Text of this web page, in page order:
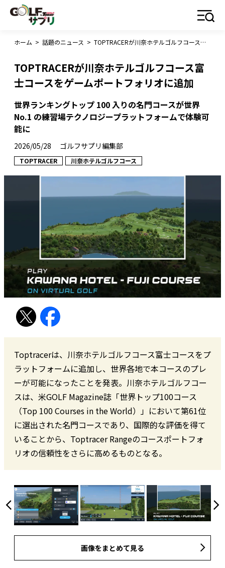
ホーム > 話題のニュース > TOPTRACERが川奈ホテルゴルフコース富士コースをゲームポートフォリオに追加
TOPTRACERが川奈ホテルゴルフコース富
士コースをゲームポートフォリオに追加
世界ランキングトップ 100 入りの名門コースが世界
No.1 の練習場テクノロジープラットフォームで体験可
能に
2026/05/28 ゴルフサプリ編集部
TOPTRACER 川奈ホテルゴルフコース
Toptracerは、川奈ホテルゴルフコース富士コースをプ
ラットフォームに追加し、世界各地で本コースのプレ
ーが可能になったことを発表。川奈ホテルゴルフコー
スは、米GOLF Magazine誌「世界トップ100コース
（Top 100 Courses in the World）」において第61位
に選出された名門コースであり、国際的な評価を得て
いることから、Toptracer Rangeのコースポートフォ
リオの信頼性をさらに高めるものとなる。
画像をまとめて見る